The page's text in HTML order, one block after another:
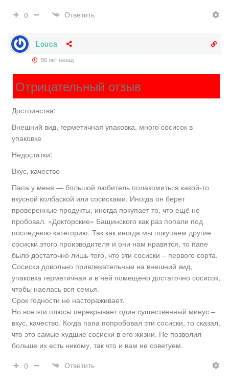
0
Ответить
Louca
56 лет назад
Отрицательный отзыв
Достоинства:
Внешний вид, герметичная упаковка, много сосисок в
упаковке
Недостатки:
Вкус, качество
Папа у меня — большой любитель полакомиться какой-то
вкусной колбаской или сосисками. Иногда он берет
проверенные продукты, иногда покупает то, что ещё не
пробовал. «Докторские» Бащинского как раз попали под
последнюю категорию. Так как иногда мы покупаем другие
сосиски этого производителя и они нам нравятся, то папе
было достаточно лишь того, что эти сосиски – первого сорта.
Сосиски довольно привлекательные на внешний вид,
упаковка герметичная и в ней помещено достаточно сосисок,
чтобы наелась вся семья.
Срок годности не настораживает.
Но все эти плюсы перекрывает один существенный минус –
вкус, качество. Когда папа попробовал эти сосиски, то сказал,
что это самые худшие сосиски в его жизни. Не позволил
больше их есть никому, так что и вам не советуем.
0
Ответить
Добавить отзыв
Ваше имя (обязательно)
Тема